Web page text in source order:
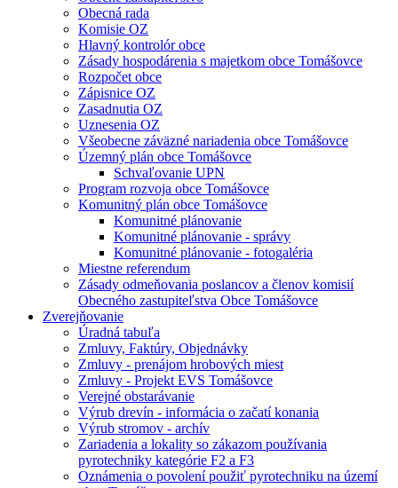
Obecná rada
Komisie OZ
Hlavný kontrolór obce
Zásady hospodárenia s majetkom obce Tomášovce
Rozpočet obce
Zápisnice OZ
Zasadnutia OZ
Uznesenia OZ
Všeobecne záväzné nariadenia obce Tomášovce
Územný plán obce Tomášovce
Schvaľovanie UPN
Program rozvoja obce Tomášovce
Komunitný plán obce Tomášovce
Komunitné plánovanie
Komunitné plánovanie - správy
Komunitné plánovanie - fotogaléria
Miestne referendum
Zásady odmeňovania poslancov a členov komisií
Obecného zastupiteľstva Obce Tomášovce
Zverejňovanie
Úradná tabuľa
Zmluvy, Faktúry, Objednávky
Zmluvy - prenájom hrobových miest
Zmluvy - Projekt EVS Tomášovce
Verejné obstarávanie
Výrub drevín - informácia o začatí konania
Výrub stromov - archív
Zariadenia a lokality so zákazom používania
pyrotechniky kategórie F2 a F3
Oznámenia o povolení použiť pyrotechniku na území